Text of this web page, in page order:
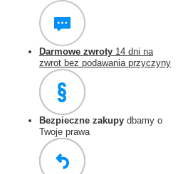
Darmowe zwroty 14 dni na
zwrot bez podawania przyczyny
Bezpieczne zakupy dbamy o
Twoje prawa